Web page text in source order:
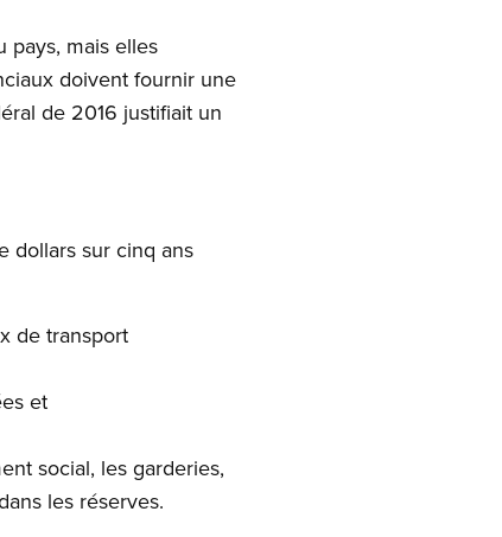
pays, mais elles
doivent fournir une
de 2016 justifiait un
dollars sur cinq ans
de transport
et
social, les garderies,
les réserves.